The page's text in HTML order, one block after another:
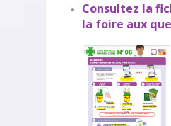
Consultez la
la foire aux